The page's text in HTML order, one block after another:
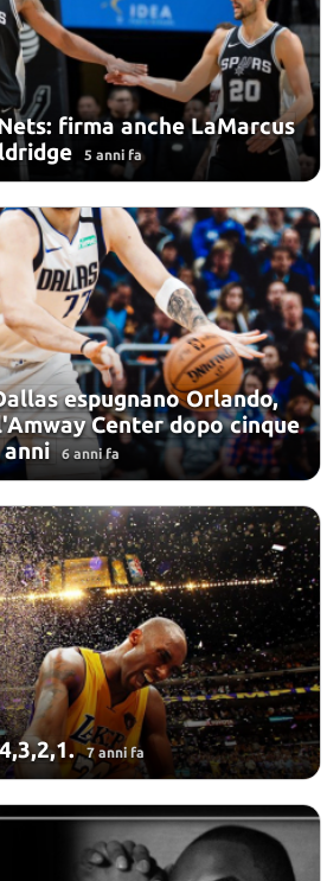
firma anche LaMarcus
5 anni fa
espugnano Orlando,
Center dopo cinque
anni 6 anni fa
7 anni fa